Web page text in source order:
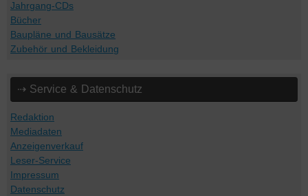
Jahrgang-CDs
Bücher
Baupläne und Bausätze
Zubehör und Bekleidung
⇢ Service & Datenschutz
Redaktion
Mediadaten
Anzeigenverkauf
Leser-Service
Impressum
Datenschutz